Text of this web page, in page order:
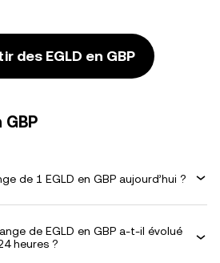
des EGLD en GBP
GBP
de 1 EGLD en GBP aujourd’hui ?
de EGLD en GBP a-t-il évolué
heures ?